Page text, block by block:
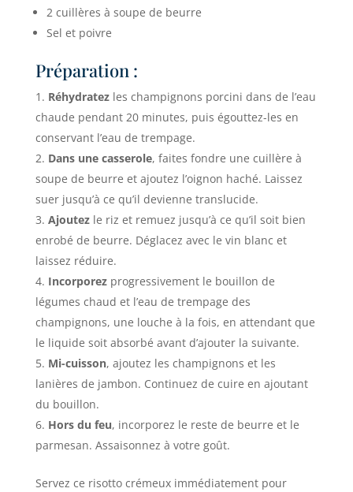
2 cuillères à soupe de beurre
Sel et poivre
Préparation :
Réhydratezles champignons porcini dans de l’eau
chaude pendant 20 minutes, puis égouttez-les en
conservant l’eau de trempage.
Dans une casserole, faites fondre une cuillère à
soupe de beurre et ajoutez l’oignon haché. Laissez
suer jusqu’à ce qu’il devienne translucide.
Ajoutezle riz et remuez jusqu’à ce qu’il soit bien
enrobé de beurre. Déglacez avec le vin blanc et
laissez réduire.
Incorporezprogressivement le bouillon de
légumes chaud et l’eau de trempage des
champignons, une louche à la fois, en attendant que
le liquide soit absorbé avant d’ajouter la suivante.
Mi-cuisson, ajoutez les champignons et les
lanières de jambon. Continuez de cuire en ajoutant
du bouillon.
Hors du feu, incorporez le reste de beurre et le
parmesan. Assaisonnez à votre goût.
Servez ce risotto crémeux immédiatement pour